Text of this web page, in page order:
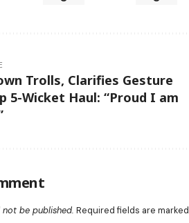
Trolls, Clarifies Gesture
5-Wicket Haul: “Proud I am
not be published. Required fields are marked